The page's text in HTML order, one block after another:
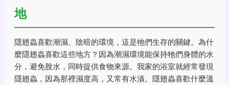
地
隱翅蟲喜歡潮濕、陰暗的環境，這是牠們生存的關鍵。為什
麼隱翅蟲喜歡這些地方？因為潮濕環境能保持牠們身體的水
分，避免脫水，同時提供食物來源。我家的浴室就經常發現
隱翅蟲，因為那裡濕度高，又常有水漬。隱翅蟲喜歡什麼溫